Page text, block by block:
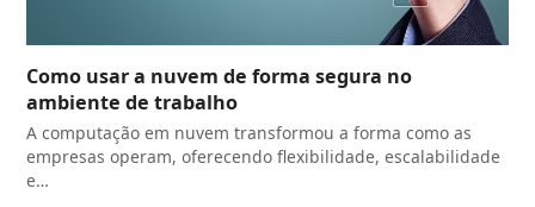
Como usar a nuvem de forma segura no
ambiente de trabalho
A computação em nuvem transformou a forma como as
empresas operam, oferecendo flexibilidade, escalabilidade
e…